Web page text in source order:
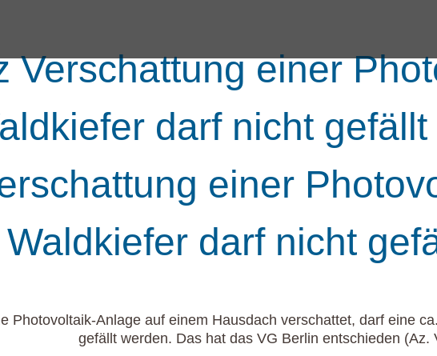
Verschattung einer
darf nicht
einer
Waldkiefer darf nicht
Photovoltaik-Anlage auf einem Hausdach verschattet, darf eine
gefällt werden. Das hat das VG Berlin entschieden (Az.